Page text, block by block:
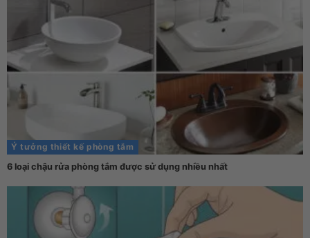
Ý tưởng thiết kế phòng tắm
6 loại chậu rửa phòng tắm được sử dụng nhiều nhất